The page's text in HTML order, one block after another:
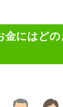
金にはどの